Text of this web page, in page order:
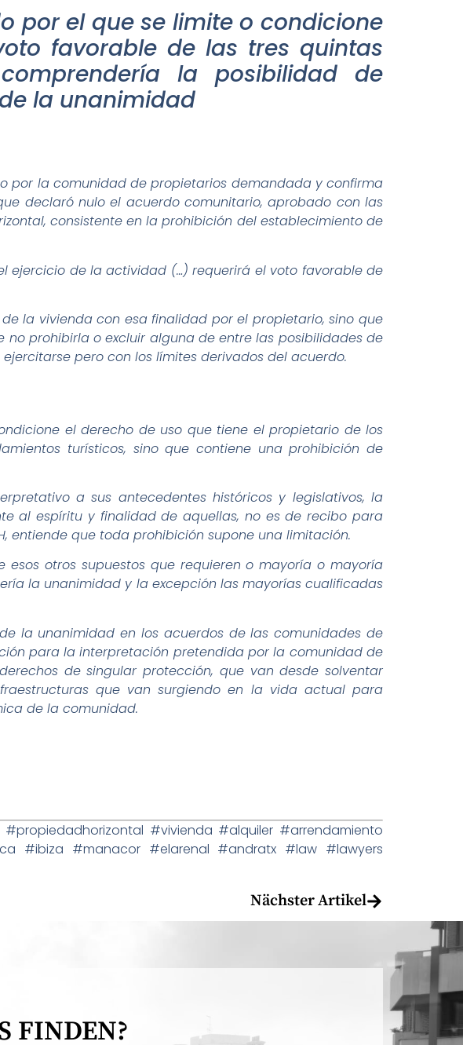
por el que se limite o condicione
favorable de las tres quintas
la posibilidad de
la unanimidad
por la comunidad de propietarios demandada y confirma
declaró nulo el acuerdo comunitario, aprobado con las
consistente en la prohibición del establecimiento de
ejercicio de la actividad (…) requerirá el voto favorable de
la vivienda con esa finalidad por el propietario, sino que
prohibirla o excluir alguna de entre las posibilidades de
pero con los límites derivados del acuerdo.
el derecho de uso que tiene el propietario de los
turísticos, sino que contiene una prohibición de
a sus antecedentes históricos y legislativos, la
al espíritu y finalidad de aquellas, no es de recibo para
entiende que toda prohibición supone una limitación.
otros supuestos que requieren o mayoría o mayoría
la unanimidad y la excepción las mayorías cualificadas
la unanimidad en los acuerdos de las comunidades de
para la interpretación pretendida por la comunidad de
de singular protección, que van desde solventar
que van surgiendo en la vida actual para
de la comunidad.
#vivienda #alquiler #arrendamiento
#ibiza #manacor #elarenal #andratx #law #lawyers
Nächster Artikel
FINDEN?